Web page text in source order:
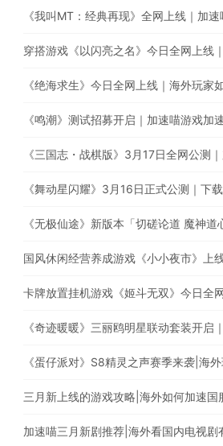
《绝海求生》今日全网上线｜海外玩家
《鸣潮》测试招募开启｜加速喵游戏加
三月新上线的游戏攻略|海外如何加速国
加速喵三月新剧推荐|海外看国内电视剧